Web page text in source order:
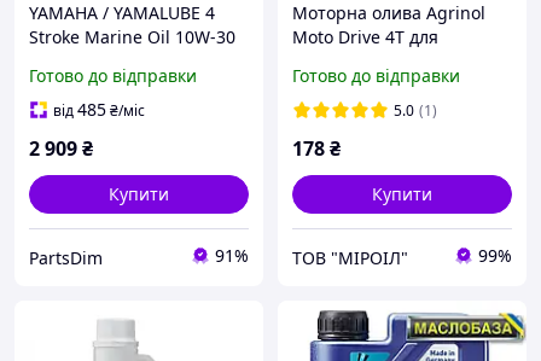
YAMAHA / YAMALUBE 4
Stroke Marine Oil 10W-30
масло для водної техніки
Готово до відправки
від485₴/міс
2 909₴
Купити
PartsDim 91%
Моторна олива Agrinol
Moto Drive 4T для
напівсинтетична
автоолія для мототехніки
Готово до відправки
5.0 (1)
178₴
Купити
ТОВ "МІРОІЛ" 99%